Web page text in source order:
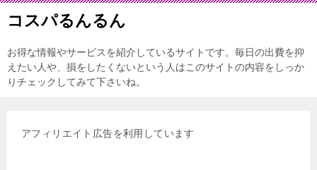
コスパるんるん
お得な情報やサービスを紹介しているサイトです。毎日の出費を抑
えたい人や、損をしたくないという人はこのサイトの内容をしっか
りチェックしてみて下さいね。
アフィリエイト広告を利用しています